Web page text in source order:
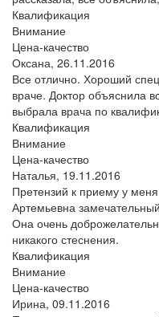
Квалификация
Внимание
Цена-качество
Оксана, 26.11.2016
Все отлично. Хороший
враче. Доктор объяснила
выбрала врача по
Квалификация
Внимание
Цена-качество
Наталья, 19.11.2016
Претензий к приему у
Артемьевна
Она очень
никакого стеснения.
Квалификация
Внимание
Цена-качество
Ирина, 09.11.2016